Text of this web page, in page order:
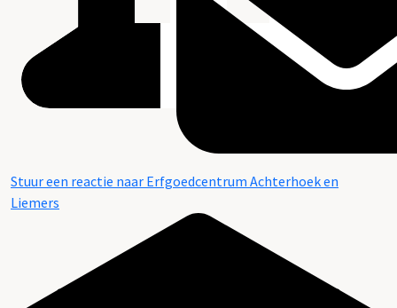
Stuur een reactie naar Erfgoedcentrum Achterhoek en
Liemers